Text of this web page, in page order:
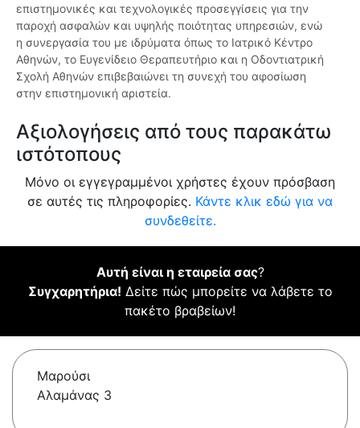
επιστημονικές και τεχνολογικές προσεγγίσεις για την
παροχή ασφαλών και υψηλής ποιότητας υπηρεσιών, ενώ
η συνεργασία του με ιδρύματα όπως το Ιατρικό Κέντρο
Αθηνών, το Ευγενίδειο Θεραπευτήριο και η Οδοντιατρική
Σχολή Αθηνών επιβεβαιώνει τη συνεχή του αφοσίωση
στην επιστημονική αριστεία.
Αξιολογήσεις από τους παρακάτω
ιστότοπους
Μόνο οι εγγεγραμμένοι χρήστες έχουν πρόσβαση
σε αυτές τις πληροφορίες. Κάντε κλικ εδώ για να
συνδεθείτε.
Αυτή είναι η εταιρεία σας?
Συγχαρητήρια! Δείτε πώς μπορείτε να λάβετε το
πακέτο βραβείων!
Μαρούσι
Αλαμάνας 3